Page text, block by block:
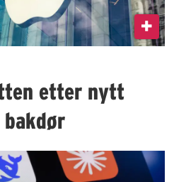
etter nytt